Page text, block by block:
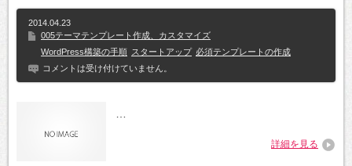
2014.04.23
005テーマテンプレート作成、カスタマイズ
WordPress構築の手順 スタートアップ 必須テンプレートの作成
コメントは受け付けていません。
…
詳細を見る